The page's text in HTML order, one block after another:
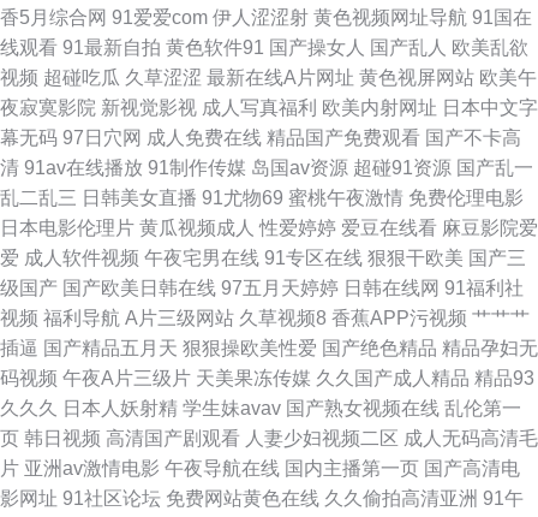
午夜伦理a 国产自产91 午夜黄色精选 成人影音在线 偷窥自拍99 超碰人人偷
日本精品五区 www妞干网 欧洲三级网站在线 97超碰超碰 欧美大色 超碰
2026 日本污www 波多野吉衣家91 老司机操逼网站 69福利 久久草大香蕉 91
大神探花在线 久草福利视频导航 91性情 欧美日韩aa 91原创论坛视频 免费
尤物在线成人 大香蕉伊人粉红 日韩av123 99色精品 欧美日韩aa 91精品观看
视频 美女18网站 国产69麻豆 黑丝自慰久草91 91啦中文 久草狼人 影音先锋
自拍在线 加勒比色导航
香5月综合网 91爱爱com 伊人涩涩射 黄色视频网址导航 91国在
线观看 91最新自拍 黄色软件91 国产操女人 国产乱人 欧美乱欲
视频 超碰吃瓜 久草涩涩 最新在线A片网址 黄色视屏网站 欧美午
夜寂寞影院 新视觉影视 成人写真福利 欧美内射网址 日本中文字
幕无码 97日穴网 成人免费在线 精品国产免费观看 国产不卡高
清 91av在线播放 91制作传媒 岛国av资源 超碰91资源 国产乱一
乱二乱三 日韩美女直播 91尤物69 蜜桃午夜激情 免费伦理电影
日本电影伦理片 黄瓜视频成人 性爱婷婷 爱豆在线看 麻豆影院爱
爱 成人软件视频 午夜宅男在线 91专区在线 狠狠干欧美 国产三
级国产 国产欧美日韩在线 97五月天婷婷 日韩在线网 91福利社
视频 福利导航 A片三级网站 久草视频8 香蕉APP污视频 艹艹艹
插逼 国产精品五月天 狠狠操欧美性爱 国产绝色精品 精品孕妇无
码视频 午夜A片三级片 天美果冻传媒 久久国产成人精品 精品93
久久久
日本人妖射精 学生妹avav 国产熟女视频在线 乱伦第一
页 韩日视频 高清国产剧观看 人妻少妇视频二区 成人无码高清毛
片 亚洲av激情电影 午夜导航在线 国内主播第一页 国产高清电
影网址 91社区论坛 免费网站黄色在线 久久偷拍高清亚洲 91午